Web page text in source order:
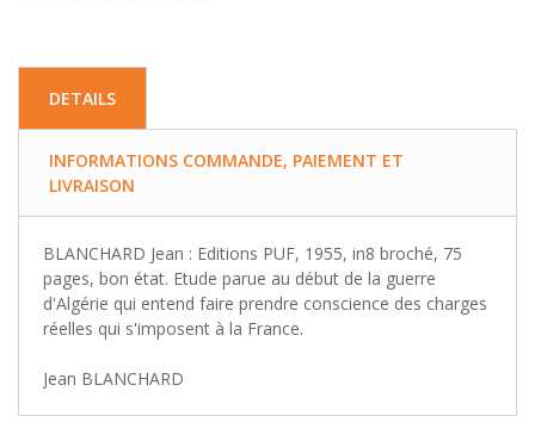
DETAILS
INFORMATIONS COMMANDE, PAIEMENT ET
LIVRAISON
BLANCHARD Jean : Editions PUF, 1955, in8 broché, 75
pages, bon état. Etude parue au début de la guerre
d'Algérie qui entend faire prendre conscience des charges
réelles qui s'imposent à la France.
Jean BLANCHARD